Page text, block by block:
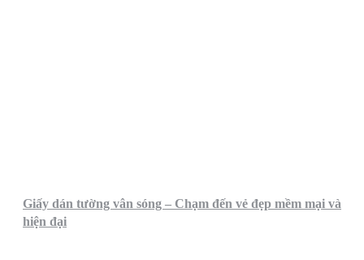
Giấy dán tường vân sóng – Chạm đến vẻ đẹp mềm mại và
hiện đại